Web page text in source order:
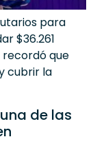
para
$36.261
recordó que
cubrir la
de las